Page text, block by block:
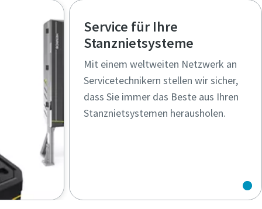
flexible, zuverlässige SPR-
Anwendungen in der
automatisierten und manuellen
Produktion
und
Service für Ihre
Stanznietsysteme
Mit einem weltweiten Netzwerk an
Servicetechnikern stellen wir sicher,
dass Sie immer das Beste aus Ihren
Stanznietsystemen herausholen.